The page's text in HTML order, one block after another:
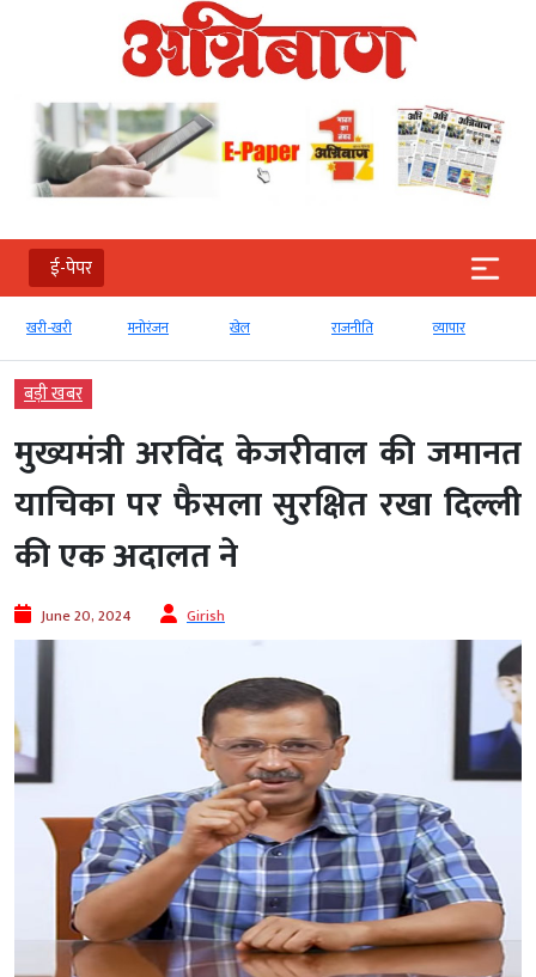
ई-पेपर
खरी-खरी मनोरंजन खेल राजनीति व्‍यापार
बड़ी खबर
मुख्यमंत्री अरविंद केजरीवाल की जमानत
याचिका पर फैसला सुरक्षित रखा दिल्ली
की एक अदालत ने
June 20, 2024 Girish